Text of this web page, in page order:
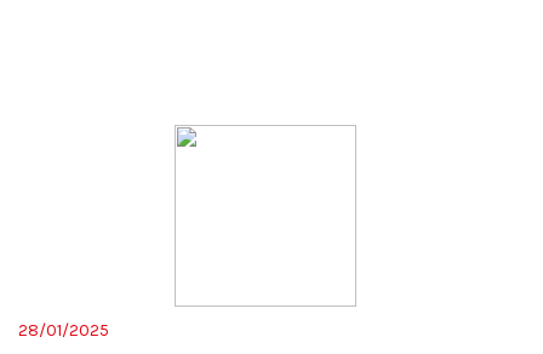
28/01/2025